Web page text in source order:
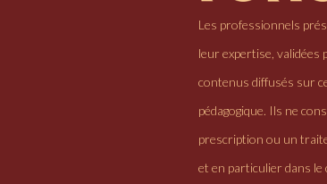
Les professionnels
leur expertise, validées
contenus diffusés sur
pédagogique. Ils ne
prescription ou un
et en particulier dans le